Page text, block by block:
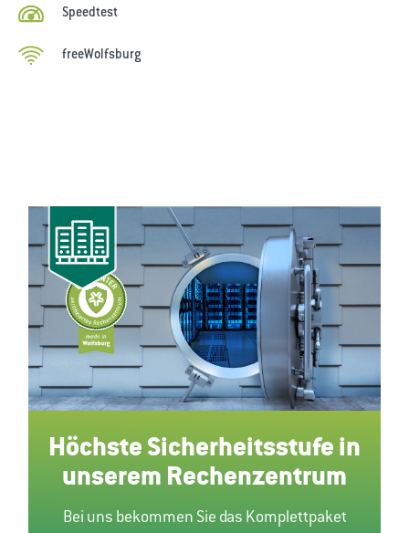
Speedtest
freeWolfsburg
Höchste Sicherheitsstufe in
unserem Rechenzentrum
Bei uns bekommen Sie das Komplettpaket